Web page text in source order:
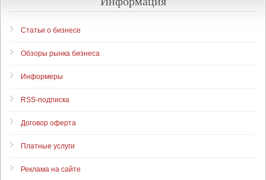
Статьи о бизнесе
Обзоры рынка бизнеса
Информеры
RSS-подписка
Договор оферта
Платные услуги
Реклама на сайте